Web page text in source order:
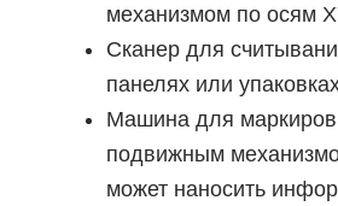
механизмом по осям
Сканер для
панелях или
Машина для
подвижным
может наносить